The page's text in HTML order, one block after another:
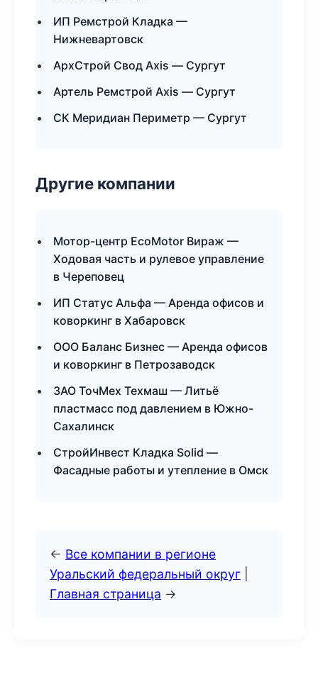
ИП Ремстрой Кладка —
Нижневартовск
АрхСтрой Свод Axis — Сургут
Артель Ремстрой Axis — Сургут
СК Меридиан Периметр — Сургут
Другие компании
Мотор-центр EcoMotor Вираж —
Ходовая часть и рулевое управление
в Череповец
ИП Статус Альфа — Аренда офисов и
коворкинг в Хабаровск
ООО Баланс Бизнес — Аренда офисов
и коворкинг в Петрозаводск
ЗАО ТочМех Техмаш — Литьё
пластмасс под давлением в Южно-
Сахалинск
СтройИнвест Кладка Solid —
Фасадные работы и утепление в Омск
← Все компании в регионе
Уральский федеральный округ
Главная страница →